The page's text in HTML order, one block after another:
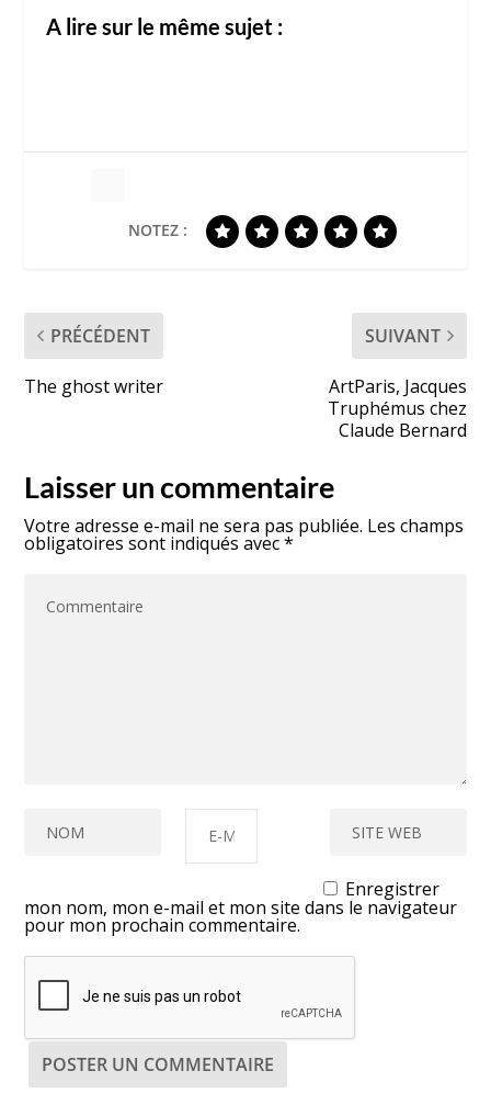
A lire sur le même sujet :
NOTEZ :
PRÉCÉDENT
The ghost writer
SUIVANT
ArtParis, Jacques
Truphémus chez
Claude Bernard
Laisser un commentaire
Votre adresse e-mail ne sera pas publiée. Les champs
obligatoires sont indiqués avec*
Enregistrer
mon nom, mon e-mail et mon site dans le navigateur
pour mon prochain commentaire.